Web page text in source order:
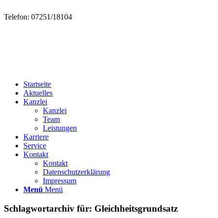
Telefon: 07251/18104
Startseite
Aktuelles
Kanzlei
Kanzlei
Team
Leistungen
Karriere
Service
Kontakt
Kontakt
Datenschutzerklärung
Impressum
Menü Menü
Schlagwortarchiv für: Gleichheitsgrundsatz